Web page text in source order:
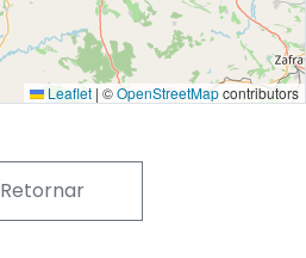
Leaflet | ©OpenStreetMapcontributors
Retornar